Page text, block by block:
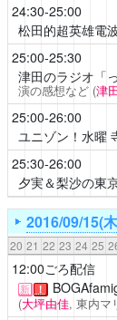
24:30-25:00
松田的超英雄電
25:00-25:30
津田のラジオ「
演の感想など (津
25:00-26:00
ユニゾン！水曜
25:30-26:00
夕実＆梨沙の東
2016/09/15(
20 21 22 23 24 25
12:00ごろ配信
新 ！
(大坪由佳, 東内マ